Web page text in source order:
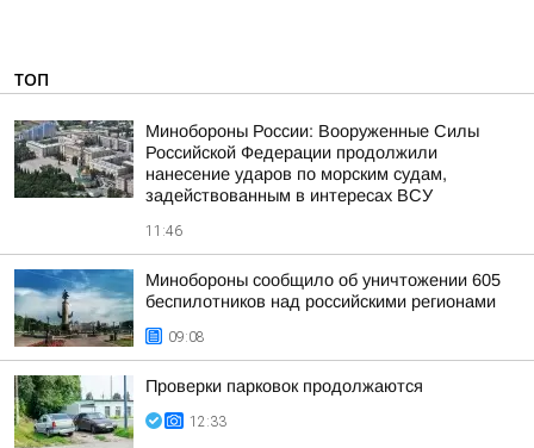
ТОП
Минобороны России: Вооруженные Силы
Российской Федерации продолжили
нанесение ударов по морским судам,
задействованным в интересах ВСУ
11:46
Минобороны сообщило об уничтожении 605
беспилотников над российскими регионами
09:08
Проверки парковок продолжаются
12:33